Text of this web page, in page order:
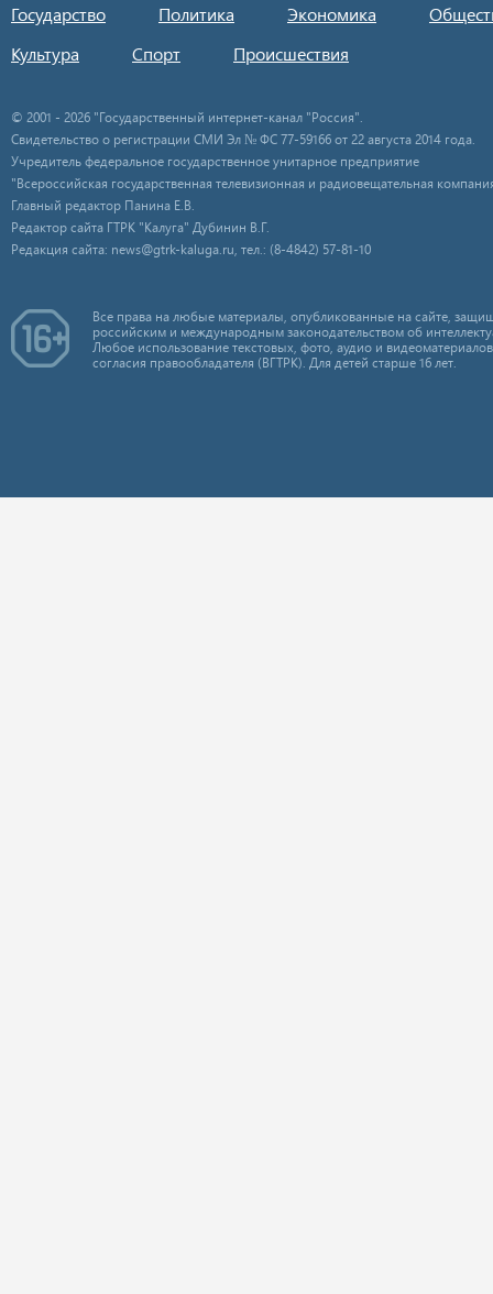
Государство Политика Экономика
Культура
Спорт Происшествия
© 2001 - 2026 "Государственный интернет-канал "Россия".
Свидетельство о регистрации СМИ Эл № ФС 77-59166 от 22 августа 2014 года.
Учредитель федеральное государственное унитарное предприятие
"Всероссийская государственная телевизионная и радиовещательная
Главный редактор Панина Е.В.
Редактор сайта ГТРК "Калуга" Дубинин В.Г.
Редакция сайта: news@gtrk-kaluga.ru, тел.: (8-4842) 57-81-10
Все права на любые материалы, опубликованные на сайте,
российским и международным законодательством об
Любое использование текстовых, фото, аудио и
согласия правообладателя (ВГТРК). Для детей старше 16 лет.